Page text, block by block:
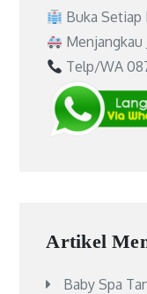
Buka Setiap
Menjangkau
Telp/WA
Artikel
Baby Spa